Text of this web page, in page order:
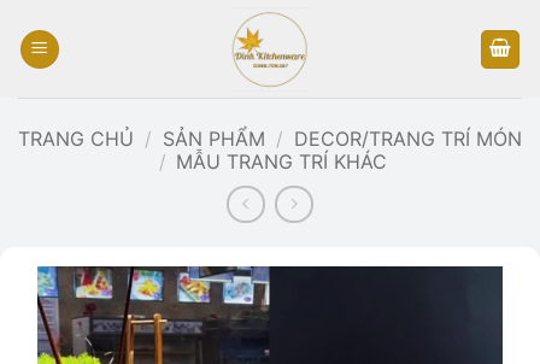
qua
dung
TRANG CHỦ / SẢN PHẨM / DECOR/TRANG TRÍ MÓN
/ MẪU TRANG TRÍ KHÁC